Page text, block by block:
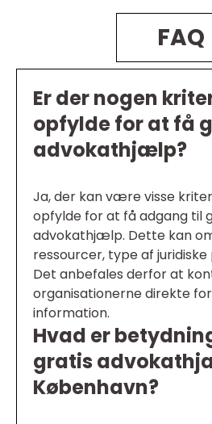
FAQ
Er der nogen
opfylde for at få
advokathjælp?
Ja, der kan være visse
opfylde for at få adgang til
advokathjælp. Dette kan
ressourcer, type af
Det anbefales derfor at
organisationerne direkte
information.
Hvad er
gratis
København?